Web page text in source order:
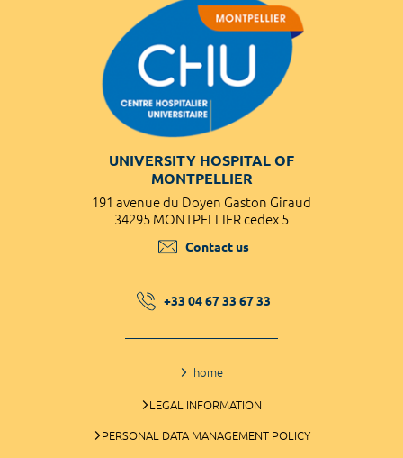
UNIVERSITY HOSPITAL OF
MONTPELLIER
191 avenue du Doyen Gaston Giraud
34295 MONTPELLIER cedex 5
Contact us
+33 04 67 33 67 33
home
LEGAL INFORMATION
PERSONAL DATA MANAGEMENT POLICY